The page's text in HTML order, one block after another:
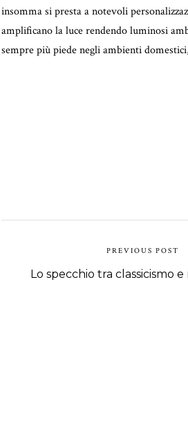
insomma si presta a notevoli
amplificano la luce rendendo luminosi
sempre più piede negli ambienti
PREVIOUS POST
Lo specchio tra classicismo